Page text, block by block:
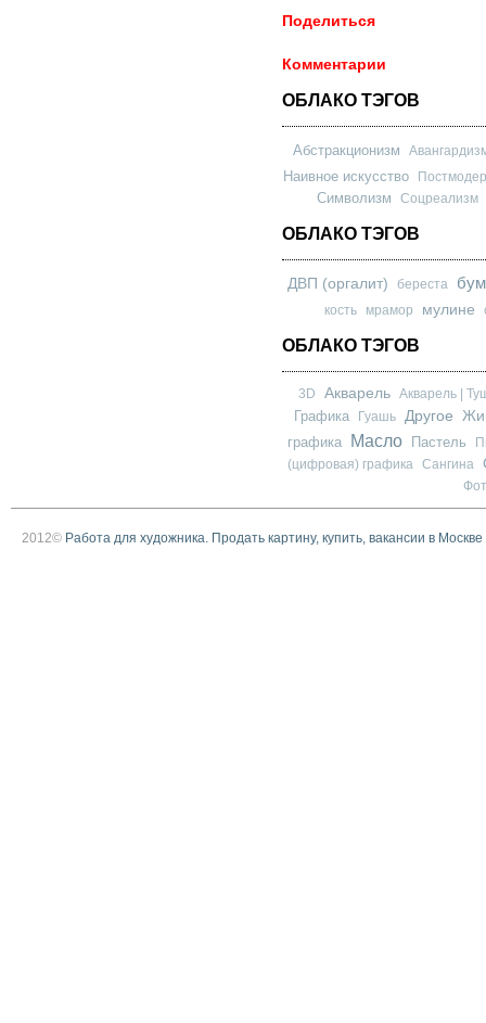
Поделиться
Комментарии
ОБЛАКО ТЭГОВ
Абстракционизм
Наивное искусство
Символизм Соцреализм
ОБЛАКО ТЭГОВ
ДВП (оргалит) береста
кость мрамор мулине
ОБЛАКО ТЭГОВ
3D Акварель Акварель |
Графика Гуашь Другое
графика
Масло Пастель
(цифровая) графика
Сангина
2012© Работа для художника. Продать картину, купить, вакансии в Москве